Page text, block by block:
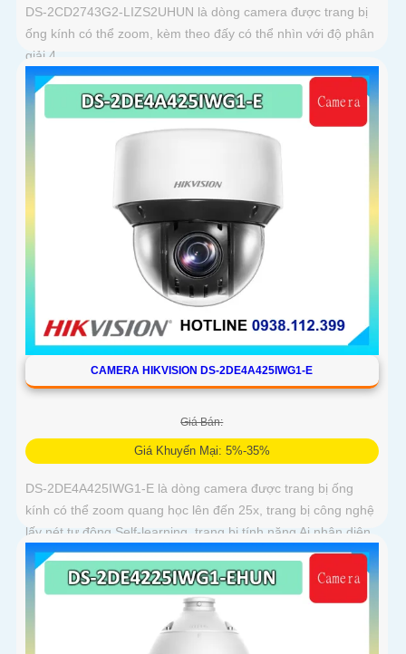
DS-2CD2743G2-LIZS2UHUN là dòng camera được trang bị
ống kính có thể zoom, kèm theo đấy có thể nhìn với độ phân
giải 4
CAMERA HIKVISION DS-2DE4A425IWG1-E
Giá Bán:
Giá Khuyến Mại: 5%-35%
DS-2DE4A425IWG1-E là dòng camera được trang bị ống
kính có thể zoom quang học lên đến 25x, trang bị công nghệ
lấy nét tự động Self-learning, trang bị tính năng Ai nhận diện
chính xác tích hợp AcuSearch khi kết hợp chung với đầu ghi
hình, nhìn ban đêm bằng hồng ngoại 50m